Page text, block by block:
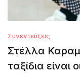
Συνεντεύξεις
Στέλλα
ταξίδια είναι